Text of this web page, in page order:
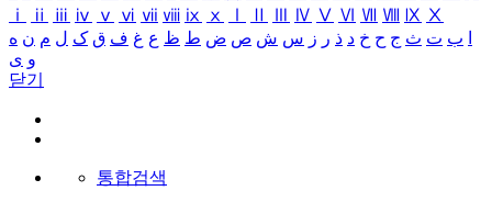
ⅰ
ⅱ ⅲ ⅳ ⅴ ⅵ ⅶ ⅷ ⅸ ⅹ Ⅳ Ⅴ Ⅵ Ⅶ Ⅷ Ⅸ Ⅹ
ب ت ث ج ح خ د ذ ر ز س ش ص ض ط ظ ع غ ف ق ک ل م ن ه
و ی
닫기
통합검색